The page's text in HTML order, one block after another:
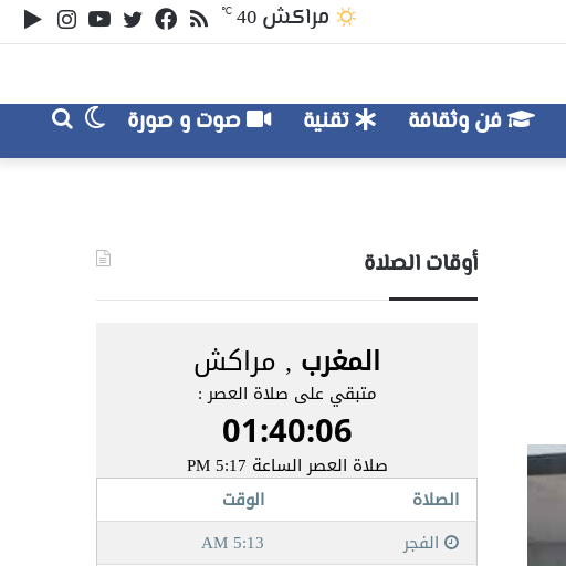
يوتيوبتويتر
فيسبوكملخص
الموقع
مراكش 40
℃
فن وثقافة تقنية صوت و صورة
بحث
عن
الوضع
المظلم
أوقات الصلاة